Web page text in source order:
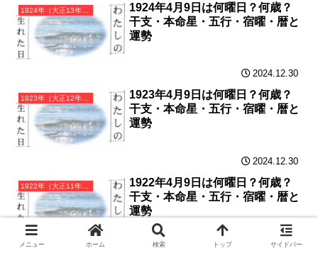
1924年（大正13年）甲子（きのえね）・子年カレンダー（月曜はじまり）
1924年4月9日は何曜日？何歳？
干支・本命星・五行・宿曜・暦と
運勢
2024.12.30
1923年（大正12年）癸亥（みずのとい）・亥年カレンダー（月曜はじまり）
1923年4月9日は何曜日？何歳？
干支・本命星・五行・宿曜・暦と
運勢
2024.12.30
1922年（大正11年）壬戌（みずのえいぬ）・戌年カレンダー（月曜はじまり）
1922年4月9日は何曜日？何歳？
干支・本命星・五行・宿曜・暦と
運勢
2024.12.29
メニュー ホーム 検索 トップ サイドバー